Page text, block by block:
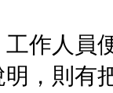
作人員
，則有